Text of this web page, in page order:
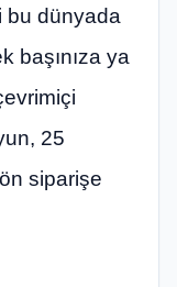
bu dünyada
başınıza ya
25
siparişe